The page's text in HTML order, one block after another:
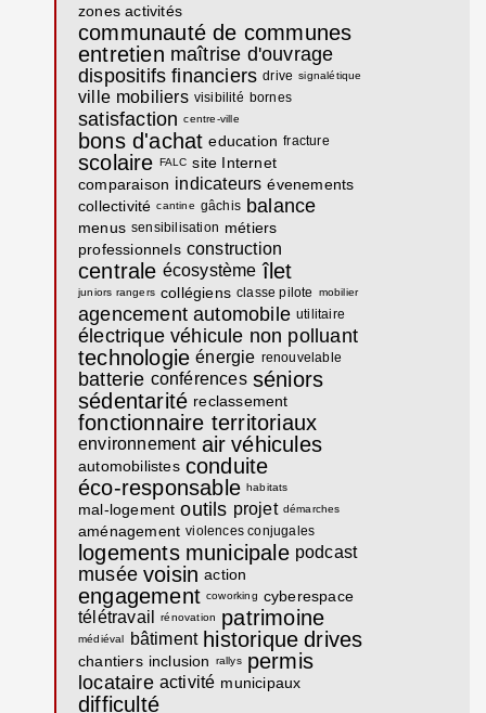
zones activités
communauté de communes
entretien maîtrise d'ouvrage
dispositifs financiers drive signalétique
ville mobiliers visibilité bornes
satisfaction centre-ville
bons d'achat education fracture
scolaire FALC site Internet
comparaison indicateurs évenements
collectivité cantine gâchis balance
menus sensibilisation métiers
professionnels construction
centrale écosystème îlet
juniors rangers collégiens classe pilote mobilier
agencement automobile utilitaire
électrique véhicule non polluant
technologie énergie renouvelable
batterie conférences séniors
sédentarité reclassement
fonctionnaire territoriaux
environnement air véhicules
automobilistes conduite
éco-responsable habitats
mal-logement outils projet démarches
aménagement violences conjugales
logements municipale podcast
musée voisin action
engagement coworking cyberespace
télétravail rénovation patrimoine
médiéval bâtiment historique drives
chantiers inclusion rallys permis
locataire activité municipaux
difficulté